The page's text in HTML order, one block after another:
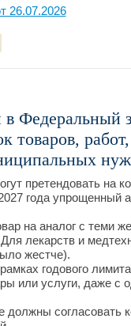
26.07.2026
Федеральный
товаров,
претендовать на
года упрощенный
на аналог с теми
лекарств и
жестче).
годового
или услуги, даже
должны согласовать